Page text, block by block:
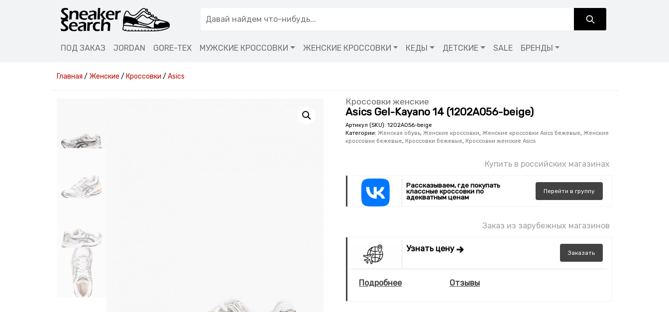
ПОД ЗАКАЗ JORDAN GORE-TEX МУЖСКИЕ КРОССОВКИ ЖЕНСКИЕ КРОССОВКИ КЕДЫ ДЕТСКИЕ SALE БРЕНДЫ
Главная / Женские / Кроссовки / Asics
Кроссовки женские
Asics Gel-Kayano 14 (1202A056-beige)
Артикул (SKU):1202A056-beige
Категории:Женская обувь,Женские кроссовки,Женские кроссовки Asics бежевые,Женские
кроссовки бежевые, Кроссовки бежевые, Кроссовки женские Asics
Купить в российских магазинах
Рассказываем, где покупать
классные кроссовки по
адекватным ценам
Перейти в группу
Заказ из зарубежных магазинов
Узнать цену Заказать
Подробнее Отзывы